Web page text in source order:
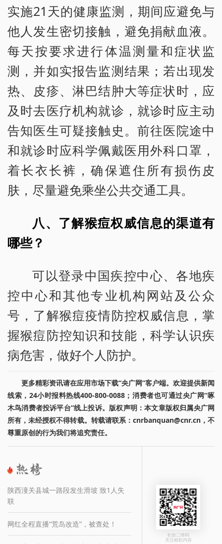
实施21天的健康监测，期间应避免与
他人发生密切接触，避免捐献血液。
每天按要求进行体温测量和症状监
测，并如实报告监测结果；若出现发
热、皮疹、淋巴结肿大等症状时，应
及时去医疗机构就诊，就诊时应主动
告知医生可疑接触史。前往医院途中
和就诊时应科学佩戴医用外科口罩，
着长衣长裤，确保遮住所有损伤皮
肤，尽量避免乘坐公共交通工具。
八、了解猴痘权威信息的渠道有
哪些？
可以登录中国疾控中心、各地疾
控中心和其他专业机构网站及公众
号，了解猴痘疫情防控权威信息，掌
握猴痘防控知识和技能，科学认识疾
病危害，做好个人防护。
更多精彩资讯请在应用市场下载“央广网”客户端。欢迎提供新闻
线索，24小时报料热线400-800-0088；消费者也可通过央广网“啄
木鸟消费者投诉平台”线上投诉。版权声明：本文章版权归属央广网
所有，未经授权不得转载。转载请联系：cnrbanquan@cnr.cn，不
尊重原创的行为我们将追究责任。
陕西潼关县城一路段发生滑坡 致1人失
联
网红全程直播“荒岛改造”，被查处！
长按二维码
关注精彩内容